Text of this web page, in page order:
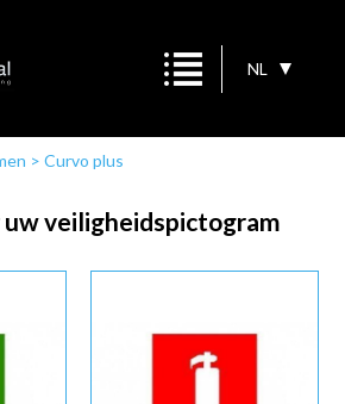
NL
>Curvo plus
veiligheidspictogram